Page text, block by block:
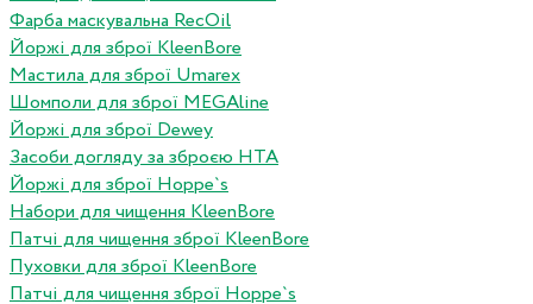
Фарба маскувальна RecOil
Йоржі для зброї KleenBore
Мастила для зброї Umarex
Шомполи для зброї MEGAline
Йоржі для зброї Dewey
Засоби догляду за зброєю HTA
Йоржі для зброї Hoppe`s
Набори для чищення KleenBore
Патчі для чищення зброї KleenBore
Пуховки для зброї KleenBore
Патчі для чищення зброї Hoppe`s